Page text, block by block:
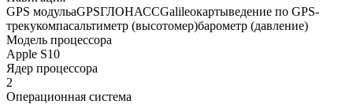
GPS модульaGPSГЛОНАССGalileoкартыведение по GPS-
трекукомпасальтиметр (высотомер)барометр (давление)
Модель процессора
Apple S10
Ядер процессора
2
Операционная система